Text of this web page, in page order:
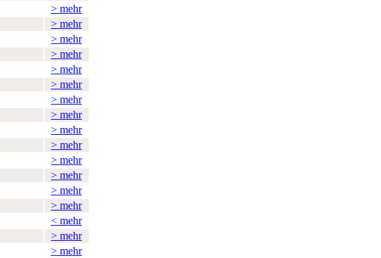
> mehr
> mehr
> mehr
> mehr
> mehr
> mehr
> mehr
> mehr
> mehr
> mehr
> mehr
> mehr
> mehr
> mehr
< mehr
> mehr
> mehr